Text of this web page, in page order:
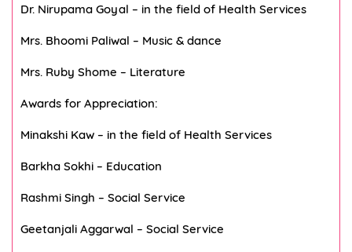
Dr. Nirupama Goyal – in the field of Health Services
Mrs. Bhoomi Paliwal – Music & dance
Mrs. Ruby Shome – Literature
Awards for Appreciation:
Minakshi Kaw – in the field of Health Services
Barkha Sokhi – Education
Rashmi Singh – Social Service
Geetanjali Aggarwal – Social Service